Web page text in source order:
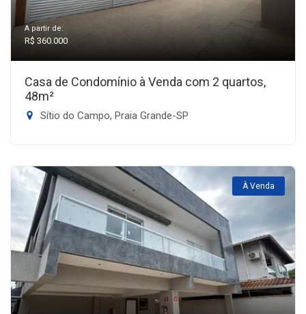
A partir de:
R$ 360.000
Casa de Condomínio à Venda com 2 quartos,
48m²
Sítio do Campo, Praia Grande-SP
À Venda